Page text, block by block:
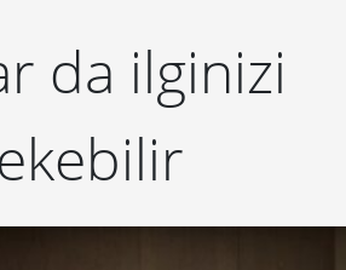
da ilginizi